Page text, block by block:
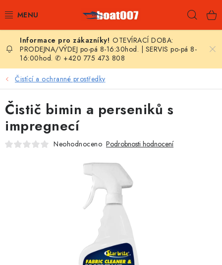
na
E-SHOP
AKČNÍ SLEVY
KONTAKTY
LODNÍ ELEKTROMOTORY
OTEVÍRACÍ DOBA:
PRODEJNA/VÝDEJ po-pá 8-16:30hod. | SERVIS po-pá 8-
16:00hod. ✆ +420 775 473 808
Čistící a ochranné prostředky
Čistič bimin a perseniků s
impregnecí
Neohodnoceno Podrobnosti hodnocení